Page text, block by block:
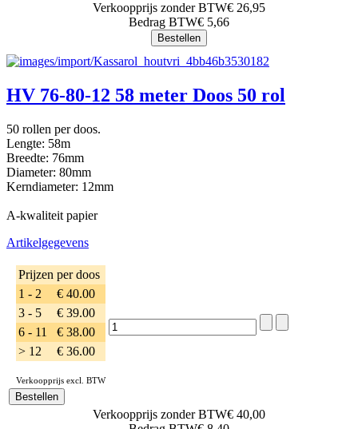
Verkoopprijs zonder BTW€ 26,95
Bedrag BTW€ 5,66
HV 76-80-12 58 meter Doos 50 rol
50 rollen per doos.
Lengte: 58m
Breedte: 76mm
Diameter: 80mm
Kerndiameter: 12mm
A-kwaliteit papier
Artikelgegevens
Prijzen per doos
1 - 2
€ 40.00
3 - 5
€ 39.00
6 - 11
€ 38.00
> 12
€ 36.00
Verkoopprijs excl. BTW
Verkoopprijs zonder BTW€ 40,00